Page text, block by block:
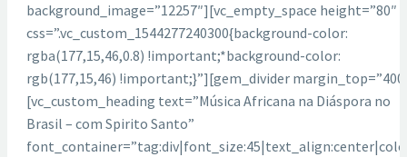
background_image=”12257″][vc_empty_space height=”80″
css=”.vc_custom_1544277240300{background-color:
rgba(177,15,46,0.8) !important;*background-color:
rgb(177,15,46) !important;}”][gem_divider
[vc_custom_heading text=”Música Africana na Diáspora no
Brasil – com Spirito Santo”